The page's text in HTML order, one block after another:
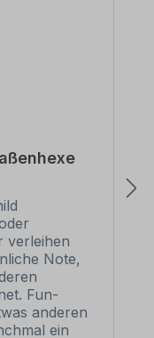
verleihen
Note,
Fun-
anderen
ein